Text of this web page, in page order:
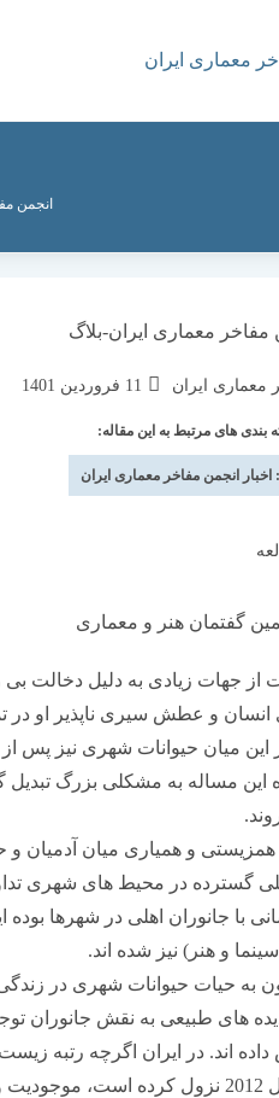
انجمن
معماری ایران
نوشته
شده
است:
11 فروردین 1401
های مرتبط به این مقاله:
اخبار انجمن مفاخر معماری ایران
گفتمان هنر و معماری
از جهات زیادی به دلیل دخالت
و عطش سیری ناپذیر او در
میان حیوانات شهری نیز پس
این مساله به مشکلی بزرگ تبدیل
و همیاری میان آدمیان و
گسترده در محیط های شهری
با جانوران اهلی در شهرها
و هنر) نیز شده اند.
به حیات حیوانات شهری در
های طبیعی به نقش جانوران
به 114 در سال 2012 نزول کرده